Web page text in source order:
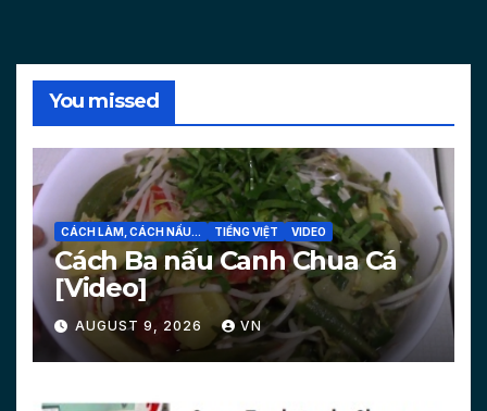
You missed
CÁCH LÀM, CÁCH NẤU... TIẾNG VIỆT VIDEO
Cách Ba nấu Canh Chua Cá
[Video]
AUGUST 9, 2026 VN